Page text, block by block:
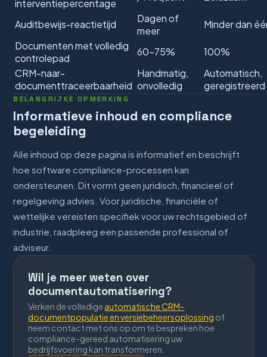
interventiepercentage
Auditbewijs-reactietijd
Dagen of
meer
Minder dan
Documenten met volledig
controlepad
60–75%
100%
CRM-naar-
documenttraceerbaarheid
Handmatig,
onvolledig
Automatisch,
geregistreerd
BELANGRIJKE OPMERKING
Informatieve inhoud en compliance
begeleiding
Alle inhoud op deze pagina is informatief en beschrijft
hoe software compliance-processen kan
ondersteunen. Dit vormt geen juridisch, financieel of
regelgeving advies. Voor juridische, financiële of
wettelijke vereisten specifiek voor uw rechtsgebied of
industrie, raadpleeg een passende professional of
adviseur.
Wil je meer weten over
documentautomatisering?
Verken de volledige automatische CRM-
documentpopulatie en versiebeheersoplossing of
neem contact met ons op om te bespreken hoe
compliance-gereed automatisering uw
bedrijfsvoering kan transformeren.